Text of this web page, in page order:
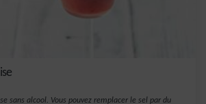
sans alcool. Vous pouvez remplacer le sel par du